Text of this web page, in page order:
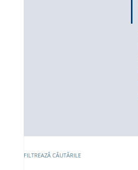
FILTREAZĂ CĂUTĂRILE